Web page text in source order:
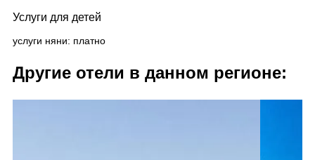
Услуги для детей
услуги няни: платно
Другие отели в данном регионе: